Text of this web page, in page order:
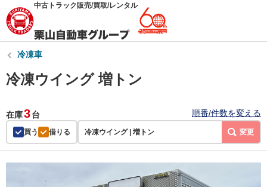
中古トラック販売/買取/レンタル
冷凍車
冷凍ウイング 増トン
在庫3台 順番/件数を変える
買う 借りる 冷凍ウイング | 増トン 変更